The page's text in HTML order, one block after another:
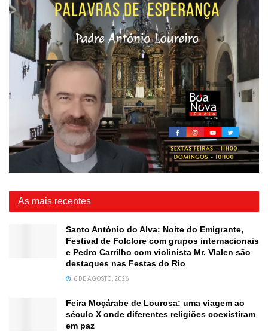
As mais recentes
Santo António do Alva: Noite do Emigrante,
Festival de Folclore com grupos internacionais
e Pedro Carrilho com violinista Mr. Vlalen são
destaques nas Festas do Rio
6 DE AGOSTO, 2026
Feira Moçárabe de Lourosa: uma viagem ao
século X onde diferentes religiões coexistiram
em paz